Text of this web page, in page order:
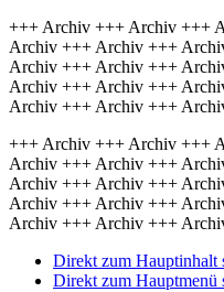
+++ Archiv +++ Archiv +++
Archiv +++ Archiv +++
Archiv +++ Archiv +++
Archiv +++ Archiv +++
Archiv +++ Archiv +++
+++ Archiv +++ Archiv +++
Archiv +++ Archiv +++
Archiv +++ Archiv +++
Archiv +++ Archiv +++
Archiv +++ Archiv +++
Direkt zum Hauptinhalt
Direkt zum Hauptmenü